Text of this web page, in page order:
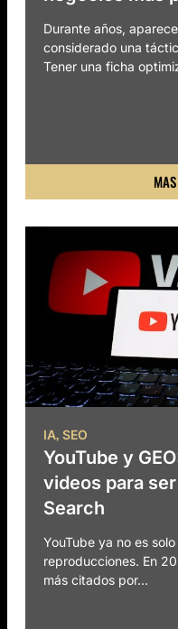
Durante años,
considerado una
Tener una ficha
IA, SEO
YouTube y
videos para
Search
YouTube ya no es
reproducciones. En
más citados por...